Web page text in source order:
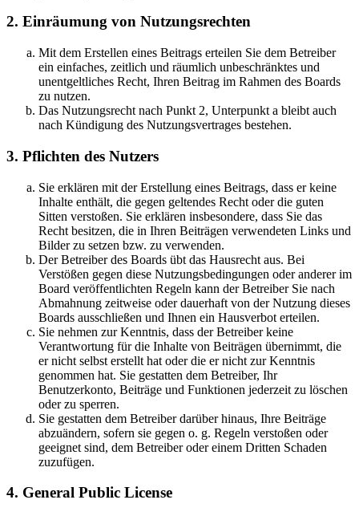
2. Einräumung von Nutzungsrechten
Mit dem Erstellen eines Beitrags erteilen Sie dem Betreiber
ein einfaches, zeitlich und räumlich unbeschränktes und
unentgeltliches Recht, Ihren Beitrag im Rahmen des Boards
zu nutzen.
Das Nutzungsrecht nach Punkt 2, Unterpunkt a bleibt auch
nach Kündigung des Nutzungsvertrages bestehen.
3. Pflichten des Nutzers
Sie erklären mit der Erstellung eines Beitrags, dass er keine
Inhalte enthält, die gegen geltendes Recht oder die guten
Sitten verstoßen. Sie erklären insbesondere, dass Sie das
Recht besitzen, die in Ihren Beiträgen verwendeten Links und
Bilder zu setzen bzw. zu verwenden.
Der Betreiber des Boards übt das Hausrecht aus. Bei
Verstößen gegen diese Nutzungsbedingungen oder anderer im
Board veröffentlichten Regeln kann der Betreiber Sie nach
Abmahnung zeitweise oder dauerhaft von der Nutzung dieses
Boards ausschließen und Ihnen ein Hausverbot erteilen.
Sie nehmen zur Kenntnis, dass der Betreiber keine
Verantwortung für die Inhalte von Beiträgen übernimmt, die
er nicht selbst erstellt hat oder die er nicht zur Kenntnis
genommen hat. Sie gestatten dem Betreiber, Ihr
Benutzerkonto, Beiträge und Funktionen jederzeit zu löschen
oder zu sperren.
Sie gestatten dem Betreiber darüber hinaus, Ihre Beiträge
abzuändern, sofern sie gegen o. g. Regeln verstoßen oder
geeignet sind, dem Betreiber oder einem Dritten Schaden
zuzufügen.
4. General Public License